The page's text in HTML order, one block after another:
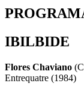
IBILBIDE
Flores Chaviano
Entrequatre (1984)